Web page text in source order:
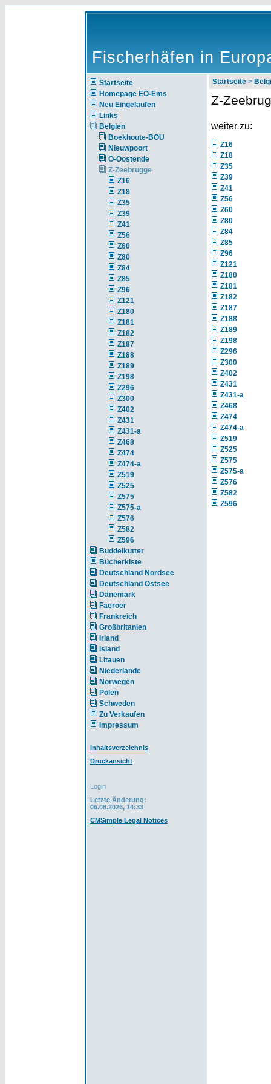
Fischerhäfen in
Startseite
Homepage EO-Ems
Neu Eingelaufen
Links
Belgien
Boekhoute-BOU
Nieuwpoort
O-Oostende
Z-Zeebrugge
Z16
Z18
Z35
Z39
Z41
Z56
Z60
Z80
Z84
Z85
Z96
Z121
Z180
Z181
Z182
Z187
Z188
Z189
Z198
Z296
Z300
Z402
Z431
Z431-a
Z468
Z474
Z474-a
Z519
Z525
Z575
Z575-a
Z576
Z582
Z596
Buddelkutter
Bücherkiste
Deutschland Nordsee
Deutschland Ostsee
Dänemark
Faeroer
Frankreich
Großbritanien
Irland
Island
Litauen
Niederlande
Norwegen
Polen
Schweden
Zu Verkaufen
Impressum
Inhaltsverzeichnis
Druckansicht
Login
Letzte Änderung:
06.08.2026, 14:33
CMSimple Legal Notices
Startseite >
Z-
weiter zu:
Z16
Z18
Z35
Z39
Z41
Z56
Z60
Z80
Z84
Z85
Z96
Z121
Z180
Z181
Z182
Z187
Z188
Z189
Z198
Z296
Z300
Z402
Z431
Z431-a
Z468
Z474
Z474-a
Z519
Z525
Z575
Z575-a
Z576
Z582
Z596